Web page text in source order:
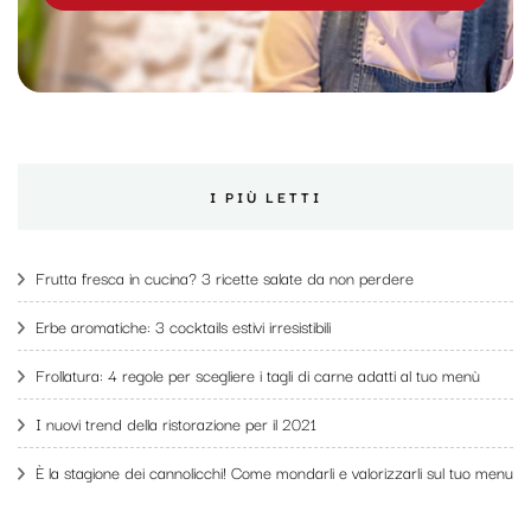
I PIÙ LETTI
Frutta fresca in cucina? 3 ricette salate da non perdere
Erbe aromatiche: 3 cocktails estivi irresistibili
Frollatura: 4 regole per scegliere i tagli di carne adatti al tuo menù
I nuovi trend della ristorazione per il 2021
È la stagione dei cannolicchi! Come mondarli e valorizzarli sul tuo menu